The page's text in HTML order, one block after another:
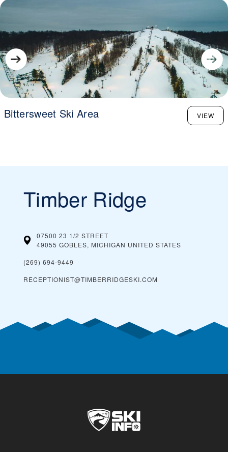
Bittersweet Ski Area VIEW
Timber Ridge
07500 23 1/2 STREET
49055 GOBLES, MICHIGAN UNITED STATES
(269) 694-9449
RECEPTIONIST@TIMBERRIDGESKI.COM